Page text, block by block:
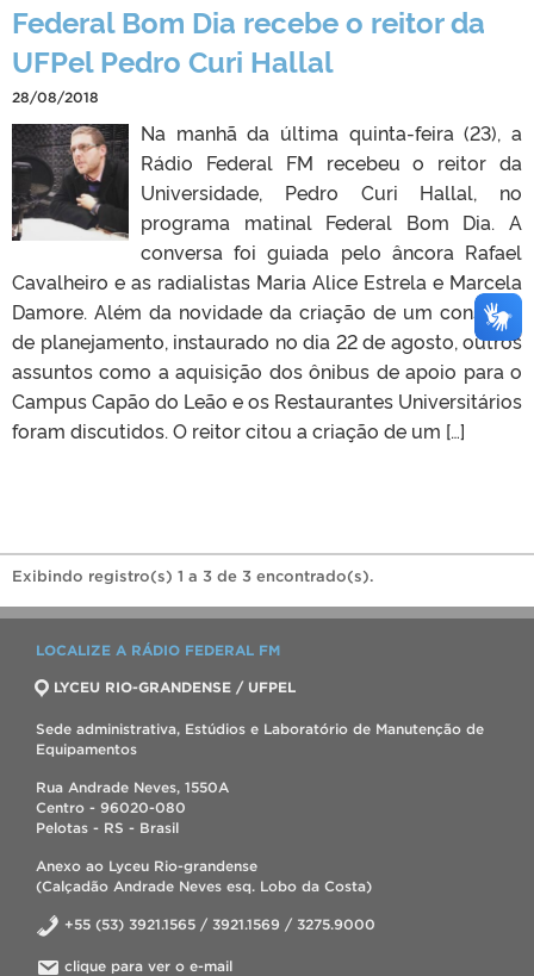
Federal Bom Dia recebe o reitor da
UFPel Pedro Curi Hallal
28/08/2018
Na manhã da última quinta-feira (23), a
Rádio Federal FM recebeu o reitor da
Universidade, Pedro Curi Hallal, no
programa matinal Federal Bom Dia. A
conversa foi guiada pelo âncora Rafael
Cavalheiro e as radialistas Maria Alice Estrela e Marcela
Damore. Além da novidade da criação de um conselho
de planejamento, instaurado no dia 22 de agosto, outros
assuntos como a aquisição dos ônibus de apoio para o
Campus Capão do Leão e os Restaurantes Universitários
foram discutidos. O reitor citou a criação de um […]
Exibindo registro(s) 1 a 3 de 3 encontrado(s).
LOCALIZE A RÁDIO FEDERAL FM
LYCEU RIO-GRANDENSE / UFPEL
Sede administrativa, Estúdios e Laboratório de Manutenção de
Equipamentos
Rua Andrade Neves, 1550A
Centro - 96020-080
Pelotas - RS - Brasil
Anexo ao Lyceu Rio-grandense
(Calçadão Andrade Neves esq. Lobo da Costa)
+55 (53) 3921.1565 / 3921.1569 / 3275.9000
clique para ver o e-mail